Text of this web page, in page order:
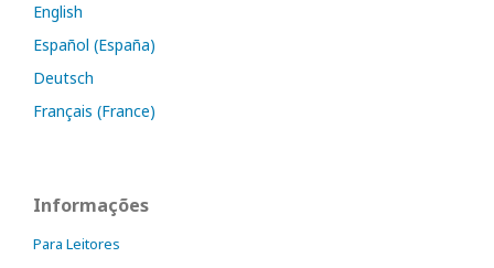
English
Español (España)
Deutsch
Français (France)
Informações
Para Leitores